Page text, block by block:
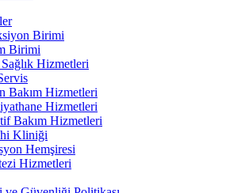
Birimi
Birimi
Hizmetleri
Bakım Hizmetleri
Hizmetleri
Bakım Hizmetleri
Kliniği
Hemşiresi
Hizmetleri